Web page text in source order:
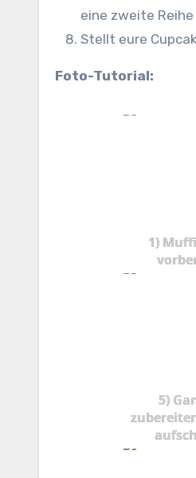
eine zweite
Stellt eure
Foto-Tutorial:
1)
5)